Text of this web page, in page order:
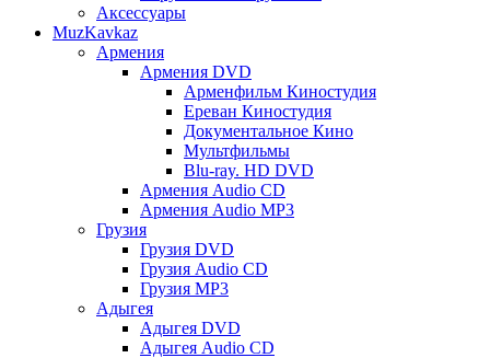
Аксессуары
MuzKavkaz
Армения
Армения DVD
Арменфильм Киностудия
Ереван Киностудия
Документальное Кино
Мультфильмы
Blu-ray. HD DVD
Армения Audio CD
Армения Audio MP3
Грузия
Грузия DVD
Грузия Audio CD
Грузия MP3
Адыгея
Адыгея DVD
Адыгея Audio CD